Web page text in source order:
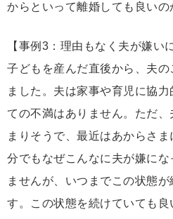
からといって離婚しても良いの
【事例3：理由もなく夫が嫌い
子どもを産んだ直後から、夫の
ました。夫は家事や育児に協
ての不満はありません。ただ
まりそうで、最近はあからさ
分でもなぜこんなに夫が嫌にな
ませんが、いつまでこの状態
す。この状態を続けていても